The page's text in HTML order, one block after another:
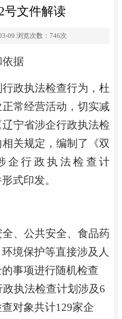
号文件解读
09 浏览次数： 746次
依据
政执法检查行为，杜
常经营活动，切实减
宁省涉企行政执法检
关规定， 编制 了《双
企行政执法检查计
式印发。
、公共安全、食品药
境保护等直接涉及人
事项进行随机检查
执法检查计划涉及 6
对象共计129家企